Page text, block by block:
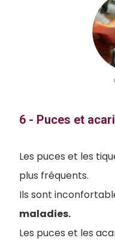
6 - Puces et
Les puces et les
plus fréquents.
Ils sont
maladies.
Les puces et les